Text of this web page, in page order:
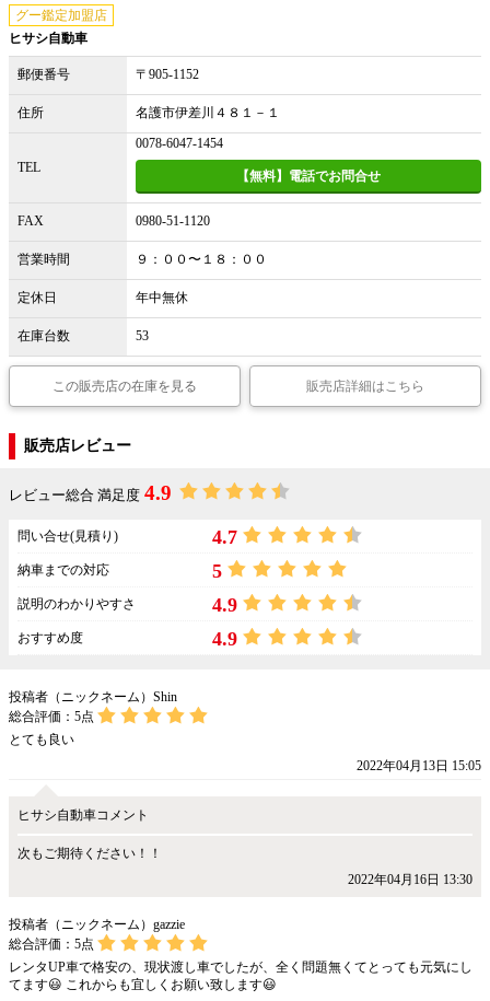
グー鑑定加盟店
ヒサシ自動車
郵便番号 〒905-1152
住所 名護市伊差川４８１－１
TEL
0078-6047-1454
【無料】電話でお問合せ
FAX 0980-51-1120
営業時間 ９：００〜１８：００
定休日 年中無休
在庫台数 53
この販売店の在庫を見る 販売店詳細はこちら
販売店レビュー
レビュー総合 満足度 4.9
問い合せ(見積り) 4.7
納車までの対応 5
説明のわかりやすさ 4.9
おすすめ度 4.9
投稿者（ニックネーム）Shin
総合評価： 5点
とても良い
2022年04月13日 15:05
ヒサシ自動車コメント
次もご期待ください！！
2022年04月16日 13:30
投稿者（ニックネーム）gazzie
総合評価： 5点
レンタUP車で格安の、現状渡し車でしたが、全く問題無くてとっても元気にし
てます😃 これからも宜しくお願い致します😃